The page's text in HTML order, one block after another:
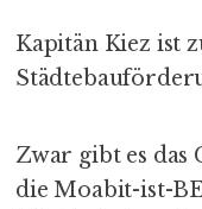
Kapitän Kiez ist
Zwar gibt es das
die Moabit-ist-